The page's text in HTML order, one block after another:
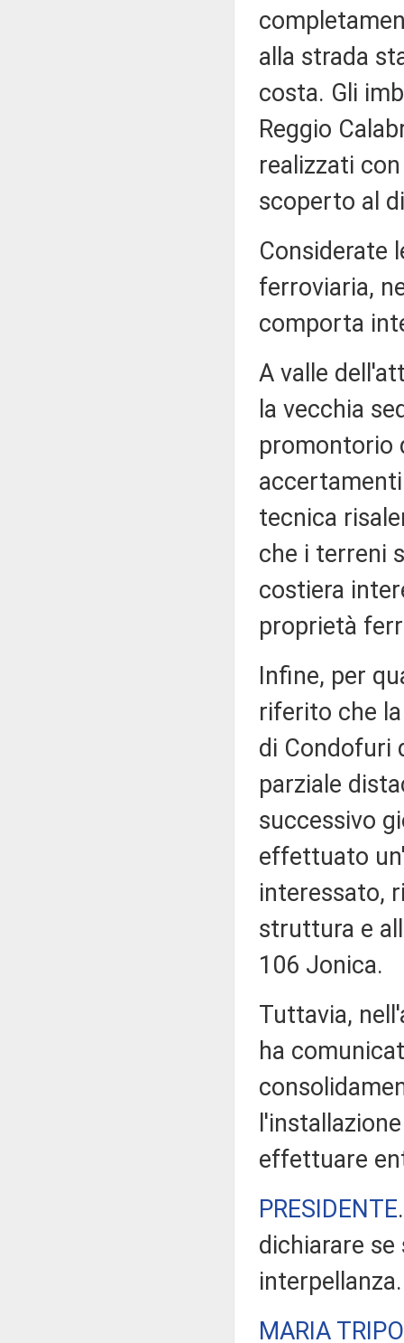
alla strada
costa. Gli
Reggio
realizzati
scoperto al
Considerate
ferroviaria,
comporta
A valle
la vecchia
promontorio
tecnica
che i terreni
costiera
proprietà
Infine, per
riferito che
di Condofuri
parziale
successivo
effettuato
interessato,
struttura e
106 Jonica.
Tuttavia,
ha
effettuare
PRESIDENTE
dichiarare
interpellanza.
MARIA